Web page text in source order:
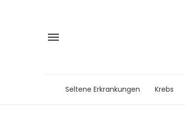
Seltene Erkrankungen Krebs